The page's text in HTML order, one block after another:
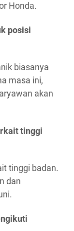
Honda.
posisi
biasanya
masa ini,
akan
tinggi
tinggi badan.
dan